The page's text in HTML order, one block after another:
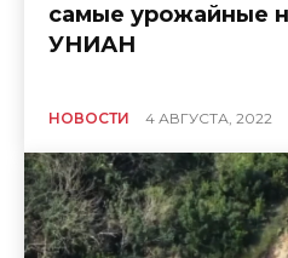
самые урожайные
УНИАН
НОВОСТИ 4 АВГУСТА, 2022